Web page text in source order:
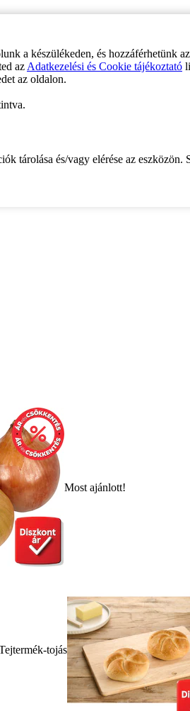
a készülékeden, és hozzáférhetünk
az Adatkezelési és Cookie tájékoztató
az oldalon.
és/vagy elérése az eszközön.
Most ajánlott!
tojás